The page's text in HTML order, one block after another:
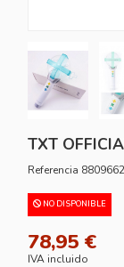
TXT
Referencia
NO DISPONIBLE
78,95 €
IVA incluido